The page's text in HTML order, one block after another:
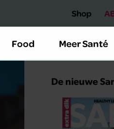
Shop
Food Meer Santé
De nieuwe